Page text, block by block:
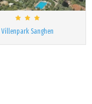
Villenpark Sanghen